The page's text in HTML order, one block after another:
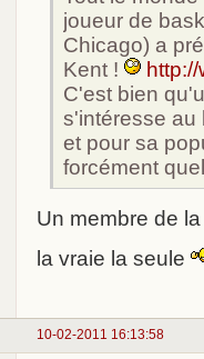
joueur de
Chicago) a
Kent !
C'est bien
s'intéresse au
et pour sa
forcément
Un membre de
la vraie la seule
10-02-2011 16:13:58